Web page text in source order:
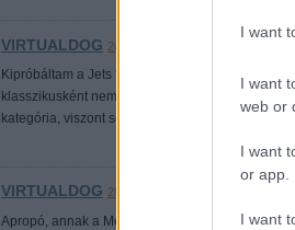
I want
I want
web or
I want
or app.
I want
VIRTUALDOG 2008.02.06. 13:27:00
Kipróbáltam a Jets 'n' Gunst meg a
klasszikusként nem hiszem, hogy írunk róla,
kategória, viszont sokkal jobban bejött, tegnap
VIRTUALDOG 2008.02.06. 13:28:20
Apropó, annak a Metal Slug-koppintás játéknak